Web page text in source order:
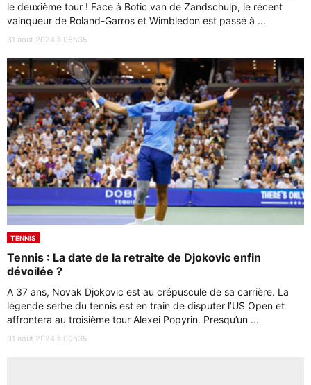
le deuxième tour ! Face à Botic van de Zandschulp, le récent
vainqueur de Roland-Garros et Wimbledon est passé à ...
31 août 2024 à 06h35
TENNIS
Tennis : La date de la retraite de Djokovic enfin
dévoilée ?
A 37 ans, Novak Djokovic est au crépuscule de sa carrière. La
légende serbe du tennis est en train de disputer l’US Open et
affrontera au troisième tour Alexei Popyrin. Presqu’un ...
31 août 2024 à 00h35